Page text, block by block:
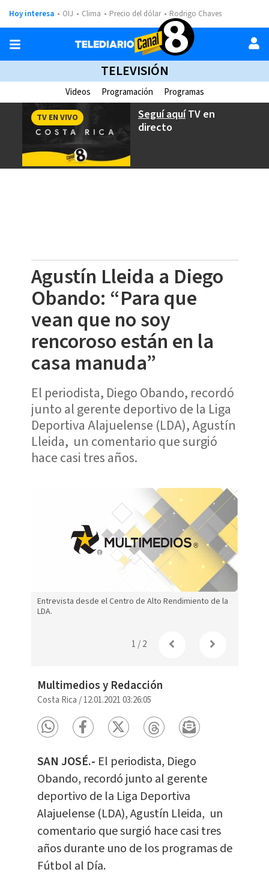
Hoy interesa OIJ Clima Precio del dólar Rodrigo Chaves
TELEVISIÓN
Videos Programación Programas
Seguí aquíTV en
directo
TV EN VIVO
Agustín Lleida a Diego
Obando: “Para que
vean que no soy
rencoroso están en la
casa manuda”
El periodista, Diego Obando, recordó
junto al gerente deportivo de la Liga
Deportiva Alajuelense (LDA), Agustín
Lleida, un comentario que surgió
hace casi tres años.
Entrevista desde el Centro de Alto Rendimiento de la
LDA.
1/2
Multimedios y Redacción
Costa Rica /12.01.2021 03:26:05
SAN JOSÉ.- El periodista, Diego
Obando, recordó junto al gerente
deportivo de la Liga Deportiva
Alajuelense (LDA), Agustín Lleida, un
comentario que surgió hace casi tres
años durante uno de los programas de
Fútbol al Día.